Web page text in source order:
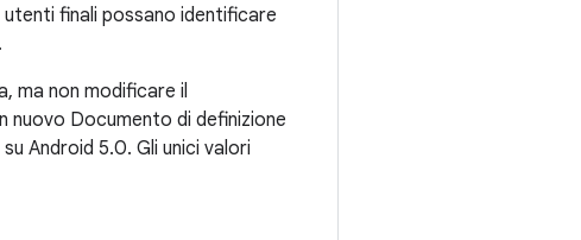
finali possano identificare
ma non modificare il
Documento di definizione
Android 5.0. Gli unici valori